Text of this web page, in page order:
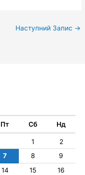
Наступний Запис →
Пт Сб Нд
1
2
7 8
9
14 15
16